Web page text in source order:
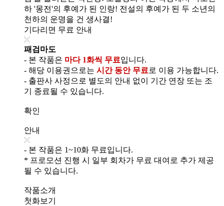
하 '몽전'의 후예가 된 인랑! 전설의 후예가 된 두 소년의
천하의 운명을 건 생사결!
기다리면 무료 안내
패검마도
- 본 작품은 마다 1화씩 무료입니다.
- 해당 이용권으로는 시간 동안 무료 로 이용 가능합니다.
- 출판사 사정으로 별도의 안내 없이 기간 연장 또는 조
기 종료될 수 있습니다.
확인
안내
- 본 작품은 1~10화 무료입니다.
* 프로모션 진행 시 일부 회차가 무료 대여로 추가 제공
될 수 있습니다.
작품소개
첫화보기